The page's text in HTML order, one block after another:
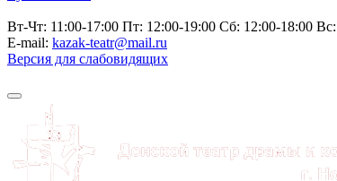
Вт-Чт: 11:00-17:00 Пт: 12:00-19:00 Сб: 12:00-18:00
E-mail: kazak-teatr@mail.ru
Версия для слабовидящих